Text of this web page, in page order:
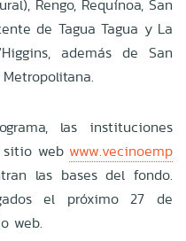
Rengo, Requínoa, San
de Tagua Tagua y La
además de San
las instituciones
sitio web www.vecinoemp
las bases del fondo.
el próximo 27 de
web.